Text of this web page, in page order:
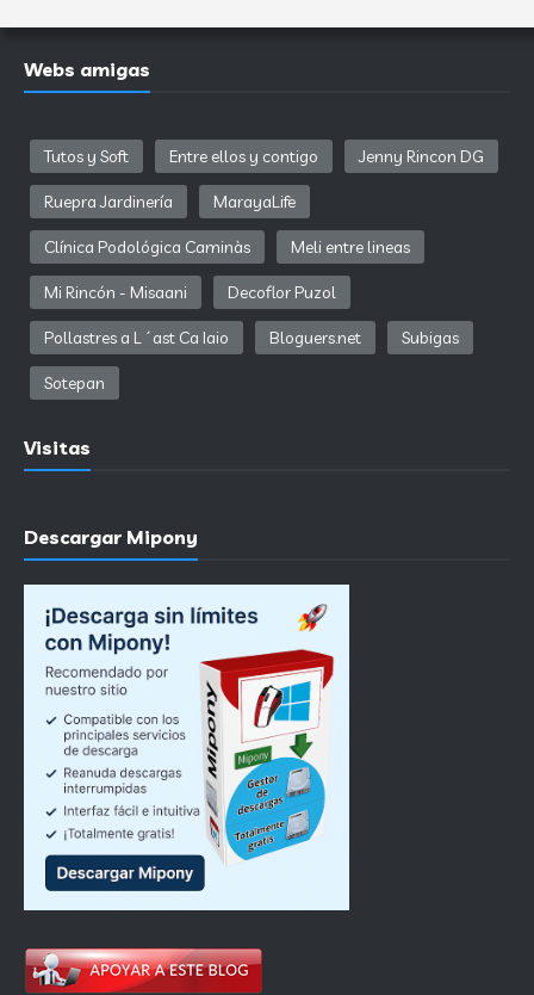
Webs amigas
Tutos y Soft Entre ellos y contigo Jenny Rincon DG
Ruepra Jardinería MarayaLife
Clínica Podológica Caminàs Meli entre lineas
Mi Rincón - Misaani Decoflor Puzol
Pollastres a L´ast Ca Iaio Bloguers.net Subigas
Sotepan
Visitas
Descargar Mipony